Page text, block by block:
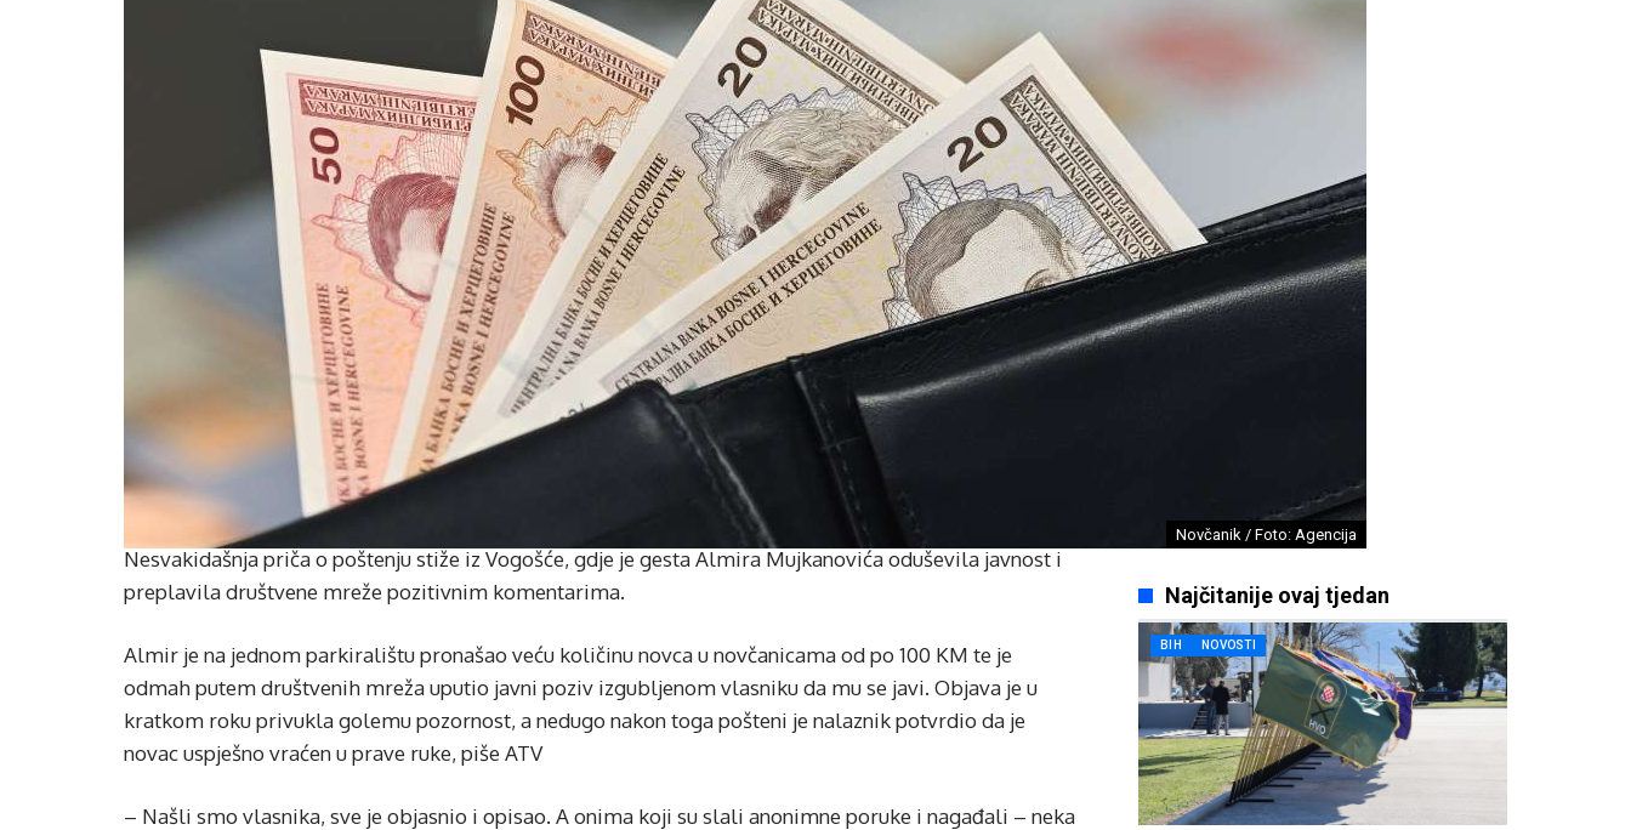
Novčanik / Foto: Agencija
Nesvakidašnja priča o poštenju stiže iz Vogošće, gdje je gesta Almira Mujkanovića oduševila javnost i
preplavila društvene mreže pozitivnim komentarima.
Almir je na jednom parkiralištu pronašao veću količinu novca u novčanicama od po 100 KM te je
odmah putem društvenih mreža uputio javni poziv izgubljenom vlasniku da mu se javi. Objava je u
kratkom roku privukla golemu pozornost, a nedugo nakon toga pošteni je nalaznik potvrdio da je
novac uspješno vraćen u prave ruke, piše ATV
– Našli smo vlasnika, sve je objasnio i opisao. A onima koji su slali anonimne poruke i nagađali – neka
Najčitanije ovaj tjedan
BIH NOVOSTI